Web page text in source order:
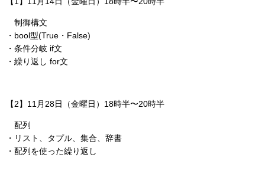
制御構文
・bool型(True・False)
・条件分岐 if文
・繰り返し for文
【2】11月28日（金曜日）18時半〜20時半
配列
・リスト、タプル、集合、辞書
・配列を使った繰り返し